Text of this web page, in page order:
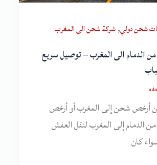
شحن دولي,شركة شحن الى المغرب
الدمام الى المغرب – توصيل سريع
أرخص شحن إلى المغرب أو أرخص
الدمام إلى المغرب لنقل العفش
كان